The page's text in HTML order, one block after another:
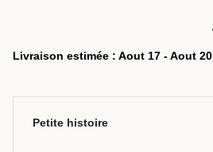
Livraison estimée : Aout 17 - Aout 20
Petite histoire